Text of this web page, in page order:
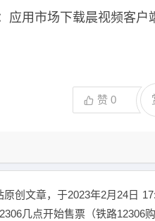
应用市场下载晨视频客
赞 0
原创文章，于2023年2月24日
几点开始售票（铁路12306